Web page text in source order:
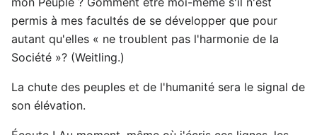
permis à mes facultés de se développer que pour
autant qu'elles « ne troublent pas l'harmonie de la
Société »? (Weitling.)
La chute des peuples et de l'humanité sera le signal de
son élévation.